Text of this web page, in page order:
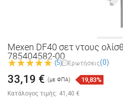
Mexen DF40 σετ ντους
785404582-00
(5) Ερωτήσεις(0)
Κατάλογος τιμής: 41,40 €
33,19 € (με ΦΠΑ) 19,83%